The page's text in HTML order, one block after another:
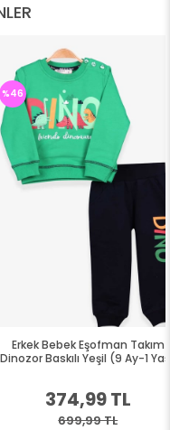
Erkek Bebek Eşofman Takım
Baskılı Yeşil (9 Ay-1 Yaş)
374,99 TL
699,99 TL